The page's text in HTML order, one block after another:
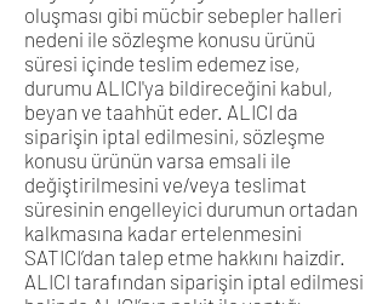
oluşması gibi mücbir sebepler halleri
nedeni ile sözleşme konusu ürünü
süresi içinde teslim edemez ise,
durumu ALICI'ya bildireceğini kabul,
beyan ve taahhüt eder. ALICI da
siparişin iptal edilmesini, sözleşme
konusu ürünün varsa emsali ile
değiştirilmesini ve/veya teslimat
süresinin engelleyici durumun ortadan
kalkmasına kadar ertelenmesini
SATICI’dan talep etme hakkını haizdir.
ALICI tarafından siparişin iptal edilmesi